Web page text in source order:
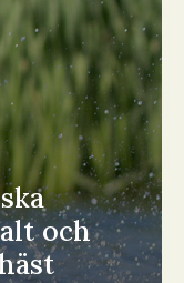
och